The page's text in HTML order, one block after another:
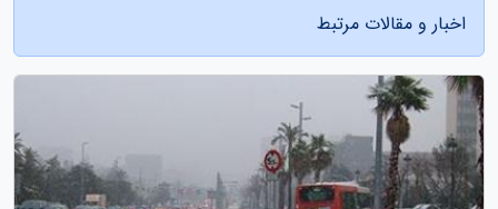
اخبار و مقالات مرتبط